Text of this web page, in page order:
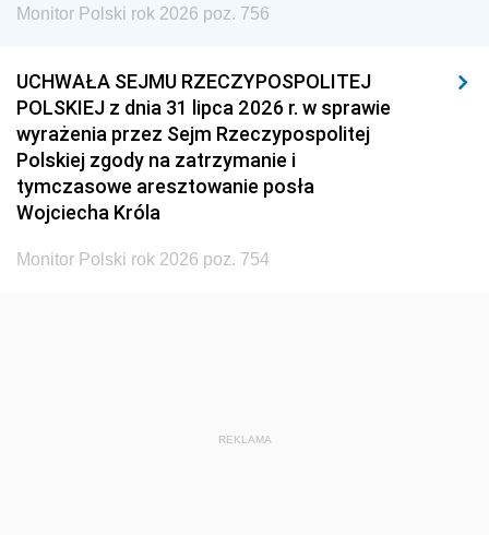
Monitor Polski rok 2026 poz. 756
UCHWAŁA SEJMU RZECZYPOSPOLITEJ
POLSKIEJ z dnia 31 lipca 2026 r. w sprawie
wyrażenia przez Sejm Rzeczypospolitej
Polskiej zgody na zatrzymanie i
tymczasowe aresztowanie posła
Wojciecha Króla
Monitor Polski rok 2026 poz. 754
REKLAMA